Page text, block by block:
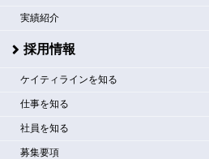
実績紹介
採用情報
ケイティラインを知る
仕事を知る
社員を知る
募集要項